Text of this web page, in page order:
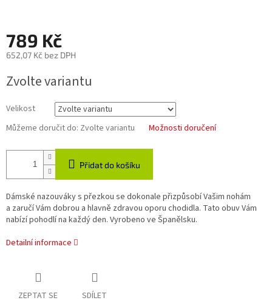
789 Kč
652,07 Kč bez DPH
cena:
Zvolte variantu
Velikost
Můžeme doručit do: Zvolte variantu Možnosti doručení
Přidat do košíku
Dámské nazouváky s přezkou se dokonale přizpůsobí Vašim nohám
a zaručí Vám dobrou a hlavně zdravou oporu chodidla. Tato obuv Vám
nabízí pohodlí na každý den. Vyrobeno ve Španělsku.
Detailní informace
ZEPTAT SE SDÍLET